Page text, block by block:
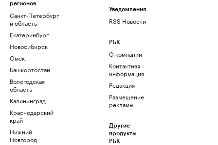
регионов
Санкт-Петербург
и область
Екатеринбург
Новосибирск
Омск
Башкортостан
Вологодская
область
Калининград
Краснодарский
край
Нижний
Новгород
Уведомления
RSS Новости
РБК
О компании
Контактная
информация
Редакция
Размещение
рекламы
Другие
продукты
РБК